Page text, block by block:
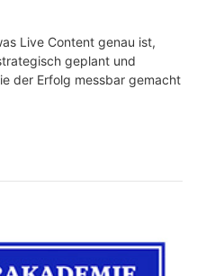
Live Content genau ist,
geplant und
der Erfolg messbar gemacht